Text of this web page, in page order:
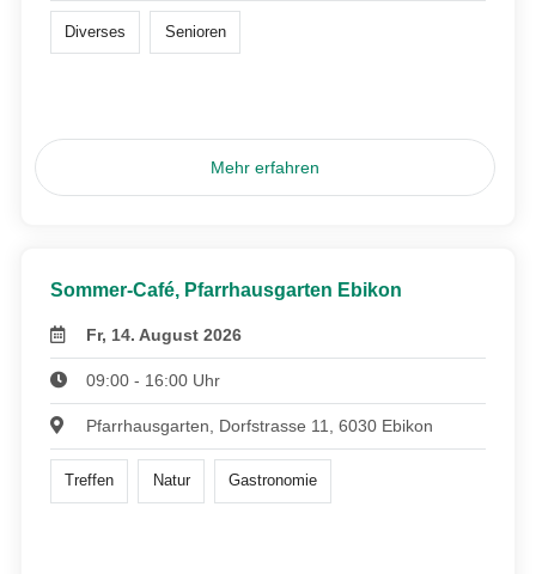
Diverses Senioren
Mehr erfahren
Sommer-Café, Pfarrhausgarten Ebikon
Fr, 14. August 2026
09:00 - 16:00 Uhr
Pfarrhausgarten, Dorfstrasse 11, 6030 Ebikon
Treffen Natur Gastronomie